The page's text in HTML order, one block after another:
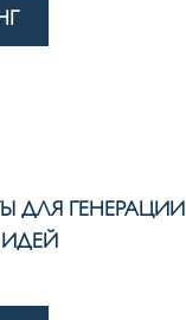
ДЛЯ ГЕНЕРАЦИИ